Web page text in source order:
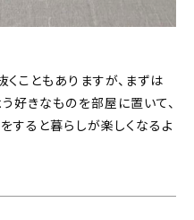
こともありますが、まずは
好きなものを部屋に置いて、
すると暮らしが楽しくなるよ